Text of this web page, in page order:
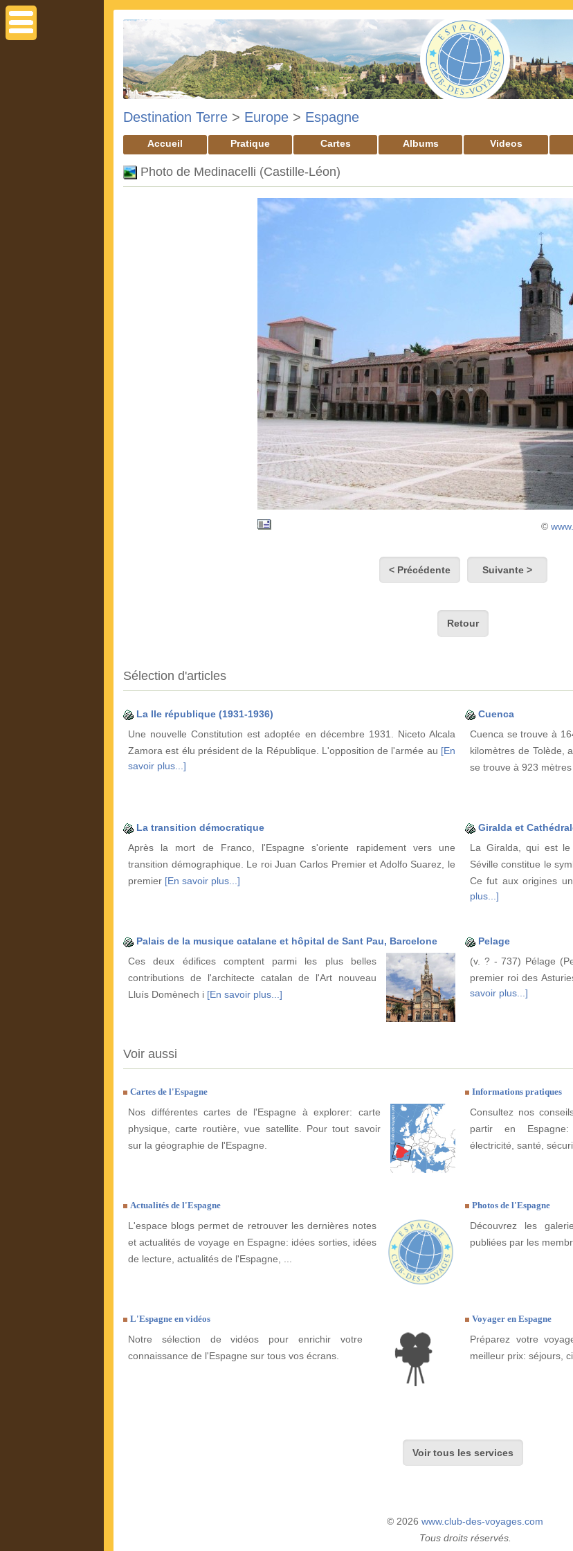
Destination Terre > Europe > Espagne
Accueil Pratique Cartes Albums Videos
Photo de Medinacelli (Castille-Léon)
©
< Précédente Suivante >
Retour
Sélection d'articles
La IIe république (1931-1936)
Une nouvelle Constitution est adoptée en décembre 1931. Niceto Alcala
Zamora est élu président de la République. L'opposition de l'armée au [En
savoir plus...]
Cuenca
Cuenca se trouve à
kilomètres de Tolède,
se trouve à 923 mètres
La transition démocratique
Après la mort de Franco, l'Espagne s'oriente rapidement vers une
transition démographique. Le roi Juan Carlos Premier et Adolfo Suarez, le
premier [En savoir plus...]
Giralda et
La Giralda, qui est
Séville constitue le
Ce fut aux origines
plus...]
Palais de la musique catalane et hôpital de Sant Pau, Barcelone
Ces deux édifices comptent parmi les plus belles
contributions de l'architecte catalan de l'Art nouveau
Lluís Domènech i [En savoir plus...]
Pelage
(v. ? - 737) Pélage
premier roi des
savoir plus...]
Voir aussi
Cartes de l'Espagne
Nos différentes cartes de l'Espagne à explorer: carte
physique, carte routière, vue satellite. Pour tout savoir
sur la géographie de l'Espagne.
Informations pratiques
Consultez nos
partir en
électricité, santé,
Actualités de l'Espagne
L'espace blogs permet de retrouver les dernières notes
et actualités de voyage en Espagne: idées sorties, idées
de lecture, actualités de l'Espagne, ...
Photos de l'Espagne
Découvrez les
publiées par les
L'Espagne en vidéos
Notre sélection de vidéos pour enrichir votre
connaissance de l'Espagne sur tous vos écrans.
Voyager en Espagne
Préparez votre
meilleur prix: séjours,
Voir tous les services
© 2026 www.club-des-voyages.com
Tous droits réservés.